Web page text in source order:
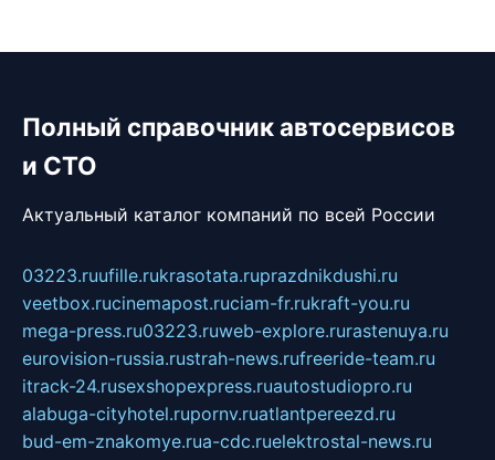
Полный справочник автосервисов
и СТО
Актуальный каталог компаний по всей России
03223.ruufille.rukrasotata.ruprazdnikdushi.ru
veetbox.rucinemapost.ruciam-fr.rukraft-you.ru
mega-press.ru03223.ruweb-explore.rurastenuya.ru
eurovision-russia.rustrah-news.rufreeride-team.ru
itrack-24.rusexshopexpress.ruautostudiopro.ru
alabuga-cityhotel.rupornv.ruatlantpereezd.ru
bud-em-znakomye.rua-cdc.ruelektrostal-news.ru